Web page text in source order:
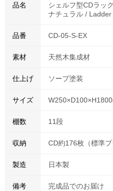
品名
シェルフ型CDラッ
ナチュラル / Ladder
品番 CD-05-S-EX
素材 天然木集成材
仕上げ ソープ塗装
サイズ
棚数 11段
収納 CD約176枚（標準プ
製造 日本製
備考 完成品でのお届け